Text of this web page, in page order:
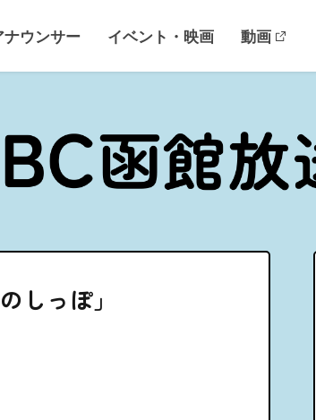
ナウンサー イベント・映画 動画
しっぽ」